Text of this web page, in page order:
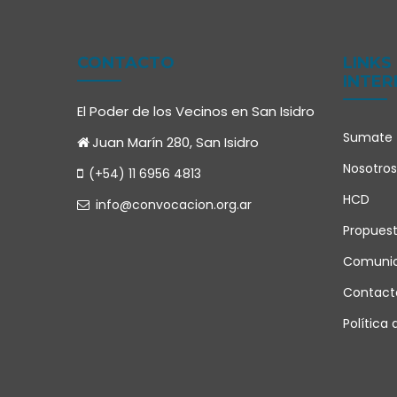
CONTACTO
El Poder de los Vecinos en San Isidro
Juan Marín 280, San Isidro
(+54) 11 6956 4813
info@convocacion.org.ar
LINKS
Sumate
Nosotros
HCD
Política